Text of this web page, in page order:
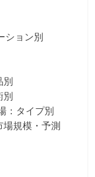
ション別
別
別
：タイプ別
場規模・予測